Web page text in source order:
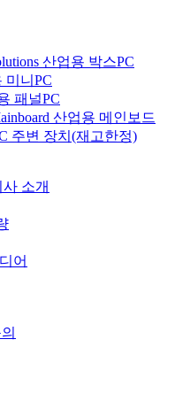
산업용 박스PC
미니PC
패널PC
산업용 메인보드
주변 장치(재고한정)
사 소개
어